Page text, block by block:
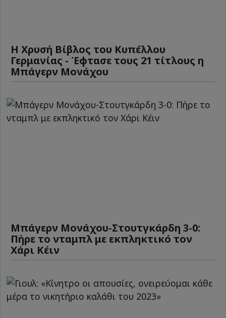
Η Χρυσή Βίβλος του Κυπέλλου
Γερμανίας - Έφτασε τους 21 τίτλους η
Μπάγερν Μονάχου
Μπάγερν Μονάχου-Στουτγκάρδη 3-0:
Πήρε το νταμπλ με εκπληκτικό τον
Χάρι Κέιν